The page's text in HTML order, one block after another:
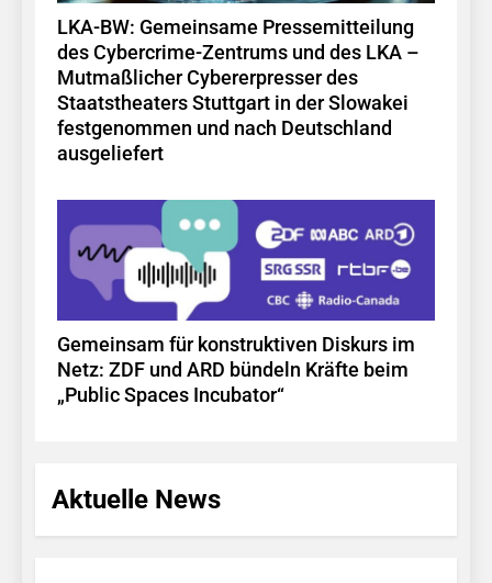
LKA-BW: Gemeinsame Pressemitteilung
des Cybercrime-Zentrums und des LKA –
Mutmaßlicher Cybererpresser des
Staatstheaters Stuttgart in der Slowakei
festgenommen und nach Deutschland
ausgeliefert
Gemeinsam für konstruktiven Diskurs im
Netz: ZDF und ARD bündeln Kräfte beim
„Public Spaces Incubator“
Aktuelle News